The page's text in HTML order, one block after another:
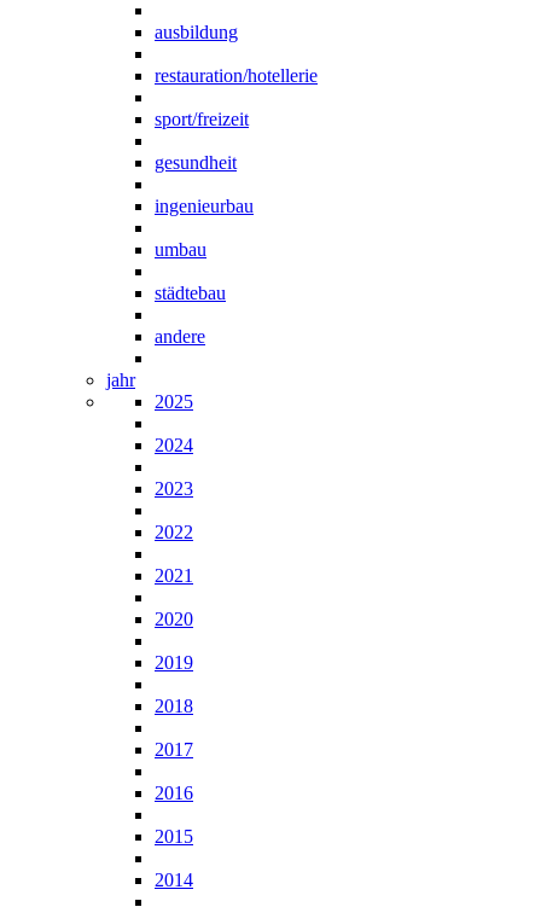
ausbildung
restauration/hotellerie
sport/freizeit
gesundheit
ingenieurbau
umbau
städtebau
andere
jahr
2025
2024
2023
2022
2021
2020
2019
2018
2017
2016
2015
2014